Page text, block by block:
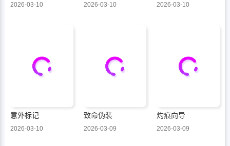
2026-03-10 2026-03-10 2026-03-10
意外标记
2026-03-10
致命伪装
2026-03-09
灼痕向导
2026-03-09